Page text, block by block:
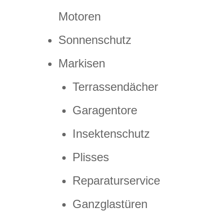
Motoren
Sonnenschutz
Markisen
Terrassendächer
Garagentore
Insektenschutz
Plisses
Reparaturservice
Ganzglastüren